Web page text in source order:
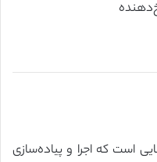
است که اجرا و پیاده‌سازی